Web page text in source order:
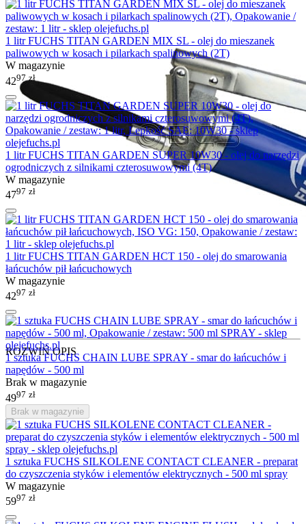
ROZWIŃ OPIS
1 litr FUCHS TITAN GARDEN MIX SL - olej do mieszanek
paliwowych w kosach i pilarkach spalinowych (2T)
W magazynie
4297 zł
1 litr FUCHS TITAN GARDEN SUPER 10W30 - olej do narzędzi
ogrodniczych z silnikami czterosuwowymi (4T)
W magazynie
4797 zł
1 litr FUCHS TITAN GARDEN HCT 150 - olej do smarowania
łańcuchów pił łańcuchowych
W magazynie
4297 zł
1 sztuka FUCHS CHAIN LUBE SPRAY - smar do łańcuchów i
napędów - 500 ml
Brak w magazynie
4997 zł
Brak w magazynie
1 sztuka FUCHS SILKOLENE CONTACT CLEANER - preparat
do czyszczenia styków i elementów elektrycznych - 500 ml spray
W magazynie
5997 zł